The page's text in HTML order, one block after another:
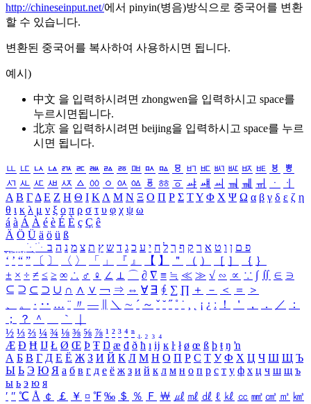
http://chineseinput.net/에서 pinyin(병음)방식으로 중국어를 변환
할 수 있습니다.
변환된 중국어를 복사하여 사용하시면 됩니다.
예시)
中文 을 입력하시려면 zhongwen을 입력하시고 space를
누르시면됩니다.
北京 을 입력하시려면 beijing을 입력하시고 space를 누르
시면 됩니다.
ㅥ ㅦ ㅧ ㅨ ㅩ ㅪ ㅫ ㅬ ㅭ ㅮ ㅯ ㅰ ㅱ ㅲ ㅳ ㅴ ㅵ ㅶ ㅷ ㅸ
ㅹ
ㅺ ㅻ ㅼ ㅽ ㅾ ㅿ ㆀ ㆁ ㆂ ㆃ ㆄ ㆅ ㆆ ㆇ ㆈ ㆉ ㆊ ㆋ ㆌ ㆍ
ㆎ
Α Β ΓΔ Ε Ζ Η Θ Ι ΚΛ Μ Ν Ξ Ο Π Ρ Σ ΤΥ Φ Χ Ψ Ω α β γ δ ε ζ η
θ ι κ λ μ ν ξ ο π ρ σ τ υ φ χ ψ ω
á à Á À é è É È ç Ç ê
Ä Ö Ü ä ö ü ß
ִֶֹ ֻּ ׁׂ פ ם ן ו ט א ר ק ף ך ל ח י ע כ ג ד ש ץ ת צ מ נ ה ב
‘ ’ “ ” 〔 〕 〈 〉 「 」 『 』 【 】 ＂ （ ） ［ ］ ｛ ｝
± × ÷ ≠ ≤ ≥ ∞ ∴ ♂ ♀ ∠ ⊥ ⌒ ∂ ∇ ≡ ≒ ≪ ≫ √ ∽ ∝ ∵ ∫ ∬ ∈ ∋
⊆ ⊇ ⊂ ⊃ ∪ ∩ ∧ ∨ ￢ ⇒ ⇔ ∀ ∃ ∮ ∑ ∏ ＋ － ＜ ＝
＞
、
。 · ‥ … ¨ 〃 ― ＼ ∼ ´ ～ ˇ ˘ ˝ ˚ ˙ ¸ ¡ ¿ ː ！ ＇ ， ． ／
：
；
？ ＾ ｀
½ ⅓ ⅔ ¼ ¾ ⅛ ⅜ ⅝ ⅞ ¹ ² ³ ⁴ ⁿ ₁ ₂ ₃ ₄
Æ Ð Ħ Ĳ Ł Ø Œ Þ Ŧ Ŋ æ đ ð ħ ı ĳ ĸ ŀ ł ø œ ß þ ŧ ŋ ŉ
А Б В Г Д Е Ё Ж З И Й К Л М Н О П Р С Т У Ф Х Ц Ч Ш Щ Ъ
Ы Ь Э Ю Я а б в г д е ё ж з и й к л м н о п р с т у ф х ц ч ш щ ъ
ы ь э ю я
′ ″ ℃ Å ￠ ￡ ￥ ¤ ℉ ‰ ＄ ％ Ｆ ￦ ㎕ ㎖ ㎗ ℓ ㎘ ㏄ ㎣ ㎤ ㎥ ㎦